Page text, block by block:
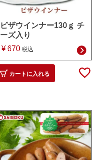
ピザウインナー130ｇ チ
ーズ入り
¥670 税込
カートに入れる